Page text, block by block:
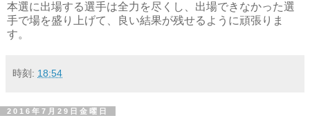
本選に出場する選手は全力を尽くし、出場できなかった選
手で場を盛り上げて、良い結果が残せるように頑張りま
す。
時刻: 18:54
2016年7月29日金曜日